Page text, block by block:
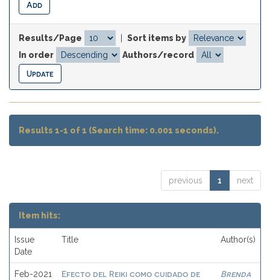
Results/Page
Sort items by
In order
Authors/record
Results 1-1 of 1 (Search time: 0.001 seconds).
previous 1 next
Item hits:
Issue
Date
Title Author(s)
Feb-2021
Efecto del Reiki como cuidado de
Brenda